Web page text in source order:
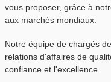
vous proposer, grâce à
aux marchés mondiaux.
Notre équipe de chargés
relations d'affaires de
confiance et l'excellence.